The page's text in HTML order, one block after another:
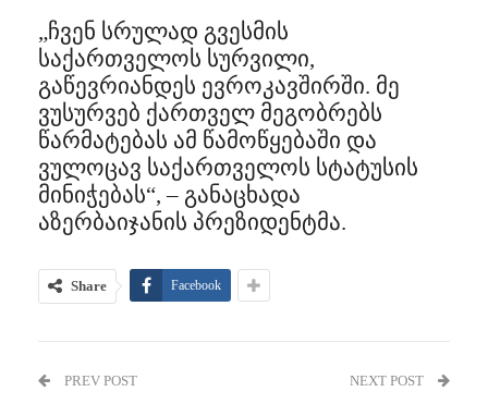
„ჩვენ სრულად გვესმის
საქართველოს სურვილი,
გაწევრიანდეს ევროკავშირში. მე
ვუსურვებ ქართველ მეგობრებს
წარმატებას ამ წამოწყებაში და
ვულოცავ საქართველოს სტატუსის
მინიჭებას“, – განაცხადა
აზერბაიჯანის პრეზიდენტმა.
Share Facebook
PREV POST NEXT POST